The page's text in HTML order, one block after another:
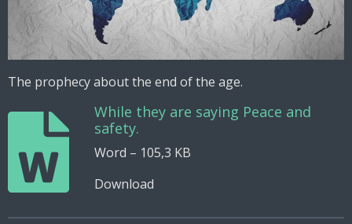
The prophecy about the end of the age.
While they are saying Peace and
safety.
Word – 105,3 KB
Download